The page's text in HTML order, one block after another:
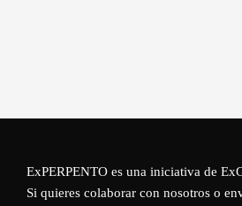
ExPERPENTO es una iniciativa de
Si quieres colaborar con nosotros o